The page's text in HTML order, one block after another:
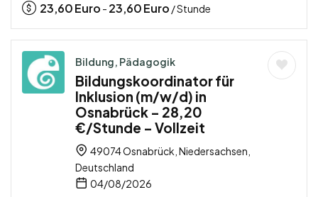
23,60Euro - 23,60Euro / Stunde
Bildung, Pädagogik
Bildungskoordinator für
Inklusion (m/w/d) in
Osnabrück – 28,20
€/Stunde – Vollzeit
49074 Osnabrück, Niedersachsen,
Deutschland
04/08/2026